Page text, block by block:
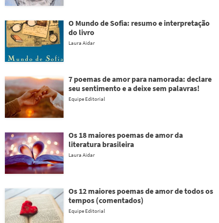
O Mundo de Sofia: resumo e interpretação
do livro
Laura Aidar
7 poemas de amor para namorada: declare
seu sentimento e a deixe sem palavras!
Equipe Editorial
Os 18 maiores poemas de amor da
literatura brasileira
Laura Aidar
Os 12 maiores poemas de amor de todos os
tempos (comentados)
Equipe Editorial